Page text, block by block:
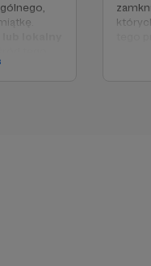
mojej
na